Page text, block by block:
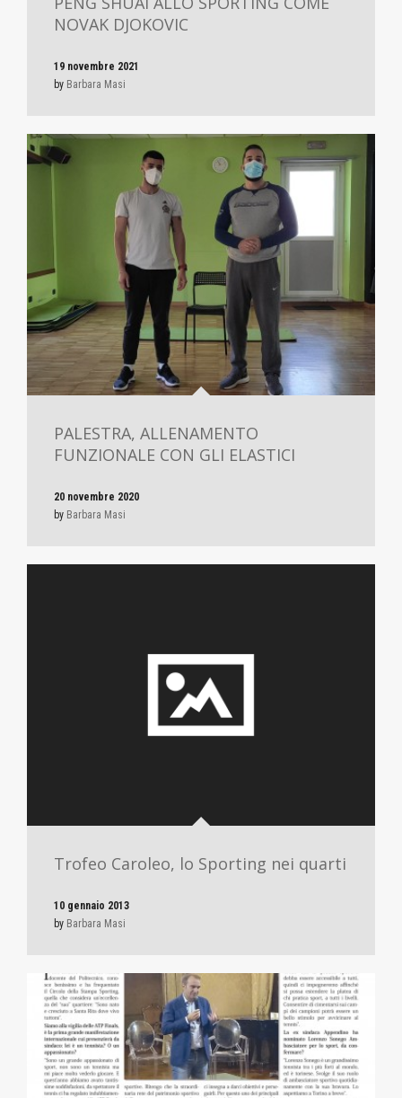
NOVAK DJOKOVIC
19 novembre 2021
by Barbara Masi
PALESTRA, ALLENAMENTO
FUNZIONALE CON GLI ELASTICI
20 novembre 2020
by Barbara Masi
Trofeo Caroleo, lo Sporting nei quarti
10 gennaio 2013
by Barbara Masi